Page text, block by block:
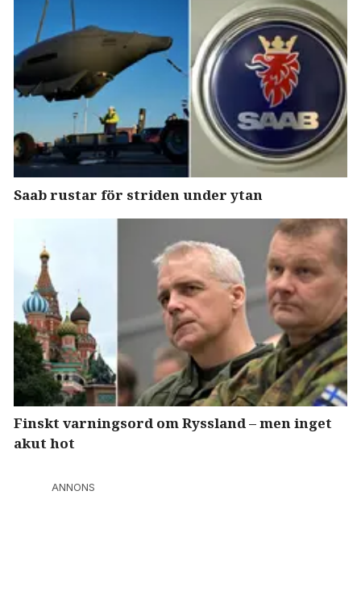
Saab rustar för striden under ytan
Finskt varningsord om Ryssland – men inget
akut hot
ANNONS